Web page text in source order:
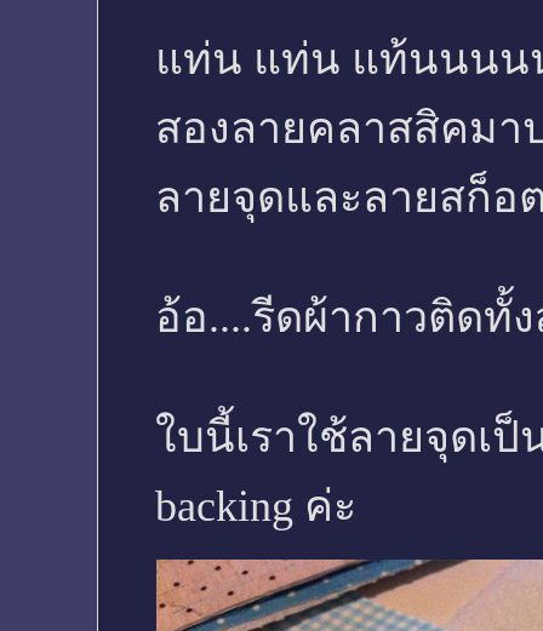
แท่น แท่น แท้นนน
สองลายคลาสสิคมา
ลายจุดและลายสก็อ
อ้อ....รีดผ้ากาวติดทั้
ใบนี้เราใช้ลายจุดเ
backing ค่ะ